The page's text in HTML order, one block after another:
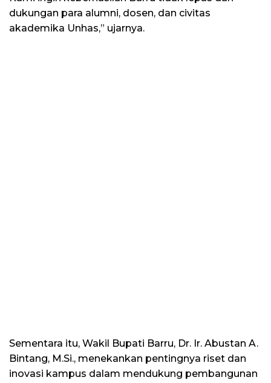
dukungan para alumni, dosen, dan civitas
akademika Unhas,” ujarnya.
Sementara itu, Wakil Bupati Barru, Dr. Ir. Abustan A.
Bintang, M.Si., menekankan pentingnya riset dan
inovasi kampus dalam mendukung pembangunan